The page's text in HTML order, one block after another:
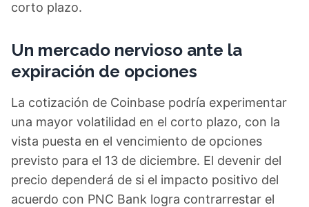
corto plazo.
Un mercado nervioso ante la
expiración de opciones
La cotización de Coinbase podría experimentar
una mayor volatilidad en el corto plazo, con la
vista puesta en el vencimiento de opciones
previsto para el 13 de diciembre. El devenir del
precio dependerá de si el impacto positivo del
acuerdo con PNC Bank logra contrarrestar el